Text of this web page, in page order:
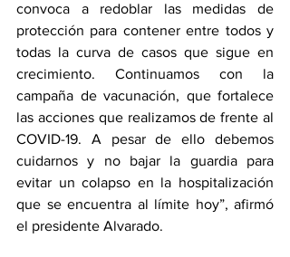
convoca a redoblar las medidas de
protección para contener entre todos y
todas la curva de casos que sigue en
crecimiento. Continuamos con la
campaña de vacunación, que fortalece
las acciones que realizamos de frente al
COVID-19. A pesar de ello debemos
cuidarnos y no bajar la guardia para
evitar un colapso en la hospitalización
que se encuentra al límite hoy”, afirmó
el presidente Alvarado.